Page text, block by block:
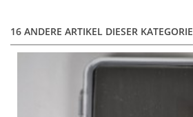
16 ANDERE ARTIKEL DIESER KATEGORIE